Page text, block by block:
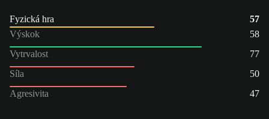
Fyzická hra
57
Výskok
58
Vytrvalost
77
Síla
50
Agresivita
47